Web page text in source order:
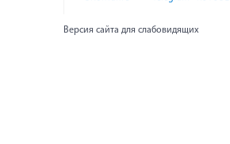
Версия сайта для слабовидящих